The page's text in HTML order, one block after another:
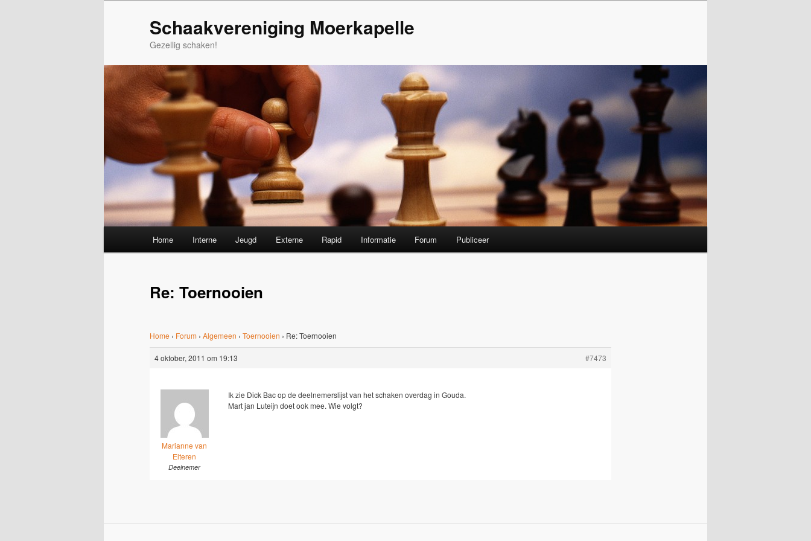
Schaakvereniging Moerkapelle
Gezellig schaken!
Home Interne Jeugd Externe Rapid Informatie Forum Publiceer
Re: Toernooien
Home › Forum › Algemeen › Toernooien › Re: Toernooien
4 oktober, 2011 om 19:13 #7473
Marianne van
Elteren
Deelnemer
Ik zie Dick Bac op de deelnemerslijst van het schaken overdag in Gouda.
Mart jan Luteijn doet ook mee. Wie volgt?